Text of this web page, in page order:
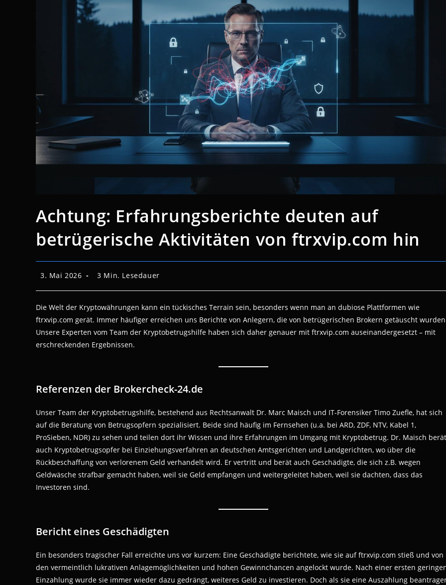
Achtung: Erfahrungsberichte deuten auf
betrügerische Aktivitäten von ftrxvip.com hin
Beitrag
3. Mai 2026 Lesedauer:
3 Min. Lesedauer
Die Welt der Kryptowährungen kann ein tückisches Terrain sein, besonders wenn man an dubiose Plattformen wie
ftrxvip.com gerät. Immer häufiger erreichen uns Berichte von Anlegern, die von betrügerischen Brokern getäuscht
Unsere Experten vom Team der Kryptobetrugshilfe haben sich daher genauer mit ftrxvip.com auseinandergesetzt – mit
erschreckenden Ergebnissen.
Referenzen der Brokercheck-24.de
Unser Team der Kryptobetrugshilfe, bestehend aus Rechtsanwalt Dr. Marc Maisch und IT-Forensiker Timo Zuefle, hat sich
auf die Beratung von Betrugsopfern spezialisiert. Beide sind häufig im Fernsehen (u.a. bei ARD, ZDF, NTV, Kabel 1,
ProSieben, NDR) zu sehen und teilen dort ihr Wissen und ihre Erfahrungen im Umgang mit Kryptobetrug. Dr. Maisch berät
auch Kryptobetrugsopfer bei Einziehungsverfahren an deutschen Amtsgerichten und Landgerichten, wo über die
Rückbeschaffung von verlorenem Geld verhandelt wird. Er vertritt und berät auch Geschädigte, die sich z.B. wegen
Geldwäsche strafbar gemacht haben, weil sie Geld empfangen und weitergeleitet haben, weil sie dachten, dass das
Investoren sind.
Bericht eines Geschädigten
Ein besonders tragischer Fall erreichte uns vor kurzem: Eine Geschädigte berichtete, wie sie auf ftrxvip.com stieß und von
den vermeintlich lukrativen Anlagemöglichkeiten und hohen Gewinnchancen angelockt wurde. Nach einer ersten
Einzahlung wurde sie immer wieder dazu gedrängt, weiteres Geld zu investieren. Doch als sie eine Auszahlung